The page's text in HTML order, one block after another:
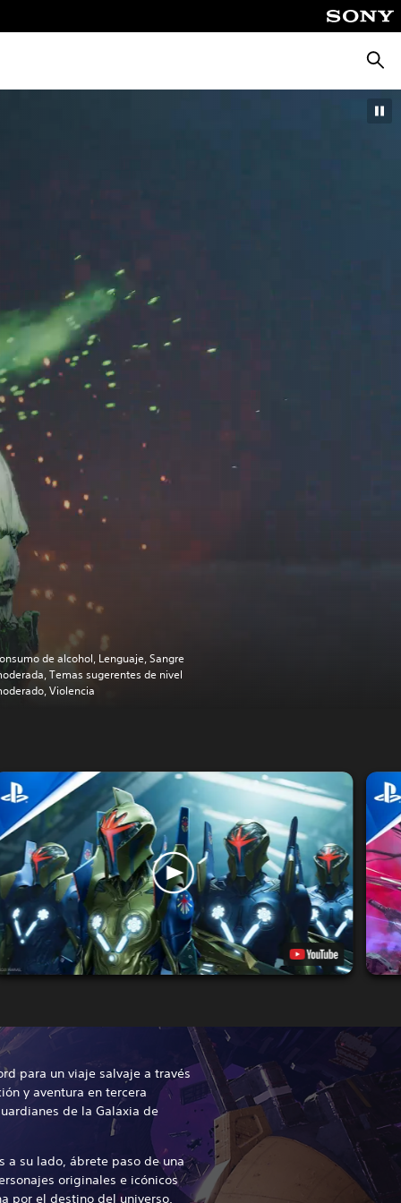
de alcohol, Lenguaje, Sangre
Temas sugerentes de nivel
Violencia
para un viaje salvaje a través
y aventura en tercera
de la Galaxia de
a su lado, ábrete paso de una
originales e icónicos
por el destino del universo.